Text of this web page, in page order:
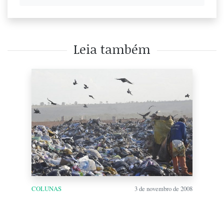
Leia também
COLUNAS 3 de novembro de 2008